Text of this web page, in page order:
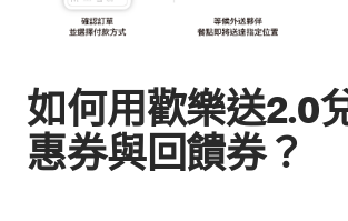
如何用歡樂送2.0
惠券與回饋券？